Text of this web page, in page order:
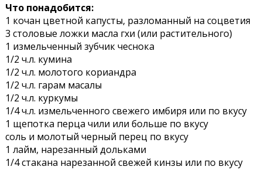
Что понадобится:
1 кочан цветной капусты, разломанный на соцветия
3 столовые ложки масла гхи (или растительного)
1 измельченный зубчик чеснока
1/2 ч.л. кумина
1/2 ч.л. молотого кориандра
1/2 ч.л. гарам масалы
1/2 ч.л. куркумы
1/4 ч.л. измельченного свежего имбиря или по вкусу
1 щепотка перца чили или больше по вкусу
соль и молотый черный перец по вкусу
1 лайм, нарезанный дольками
1/4 стакана нарезанной свежей кинзы или по вкусу